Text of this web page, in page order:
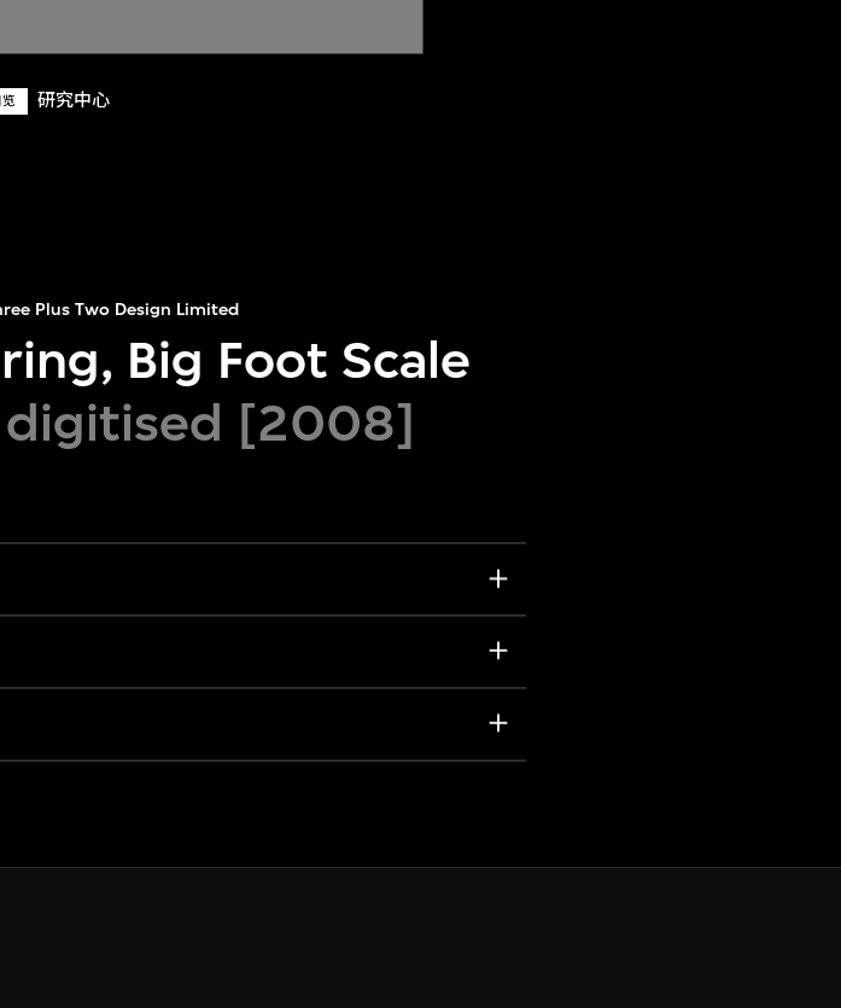
览 研究中心
Plus Two Design Limited
Big Foot Scale
digitised [2008]